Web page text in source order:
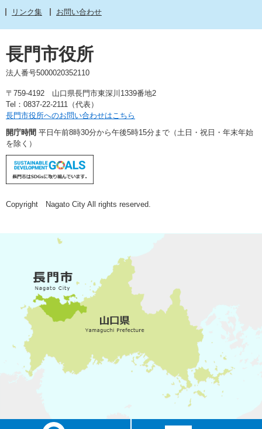
リンク集
お問い合わせ
長門市役所
法人番号5000020352110
〒759-4192 山口県長門市東深川1339番地2
Tel：0837-22-2111（代表）
長門市役所へのお問い合わせはこちら
開庁時間 平日午前8時30分から午後5時15分まで（土日・祝日・年末年始
を除く）
Copyright Nagato City All rights reserved.